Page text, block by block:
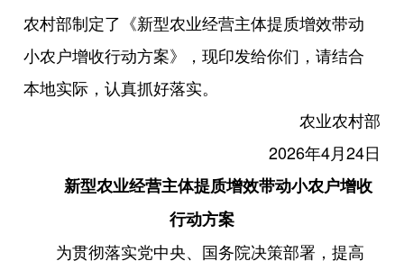
农村部制定了《新型农业经营主体提质增效带动
小农户增收行动方案》，现印发给你们，请结合
本地实际，认真抓好落实。
农业农村部
2026年4月24日
新型农业经营主体提质增效带动小农户增收
行动方案
为贯彻落实党中央、国务院决策部署，提高